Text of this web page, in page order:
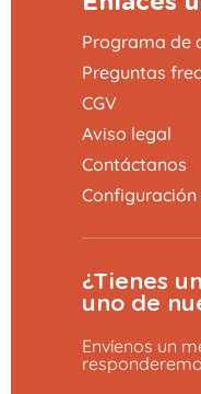
Programa de
Preguntas
CGV
Aviso legal
Contáctanos
Configuración
¿Tienes
uno de
Envíenos un